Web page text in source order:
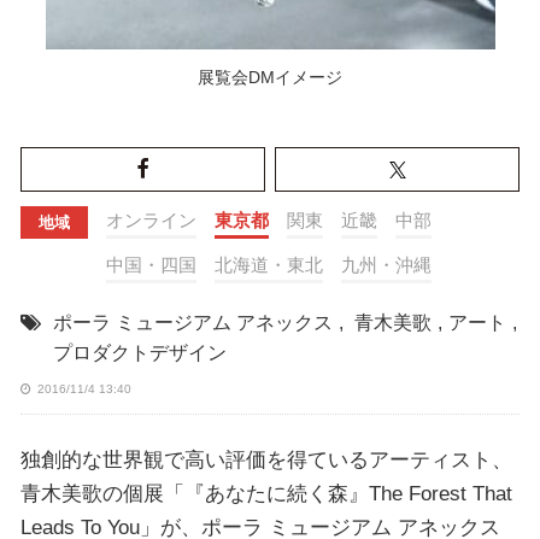
展覧会DMイメージ
地域 オンライン 東京都 関東 近畿 中部
中国・四国 北海道・東北 九州・沖縄
ポーラ ミュージアム アネックス , 青木美歌 , アート ,
プロダクトデザイン
2016/11/4 13:40
独創的な世界観で高い評価を得ているアーティスト、
青木美歌の個展「『あなたに続く森』The Forest That
Leads To You」が、ポーラ ミュージアム アネックス